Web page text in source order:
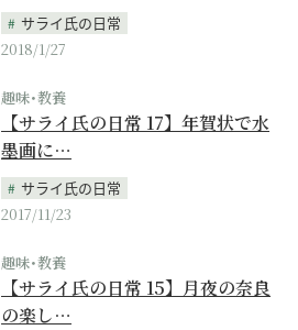
サライ氏の日常
2018/1/27
趣味･教養
【サライ氏の日常 17】年賀状で水
墨画に…
サライ氏の日常
2017/11/23
趣味･教養
【サライ氏の日常 15】月夜の奈良
の楽し…